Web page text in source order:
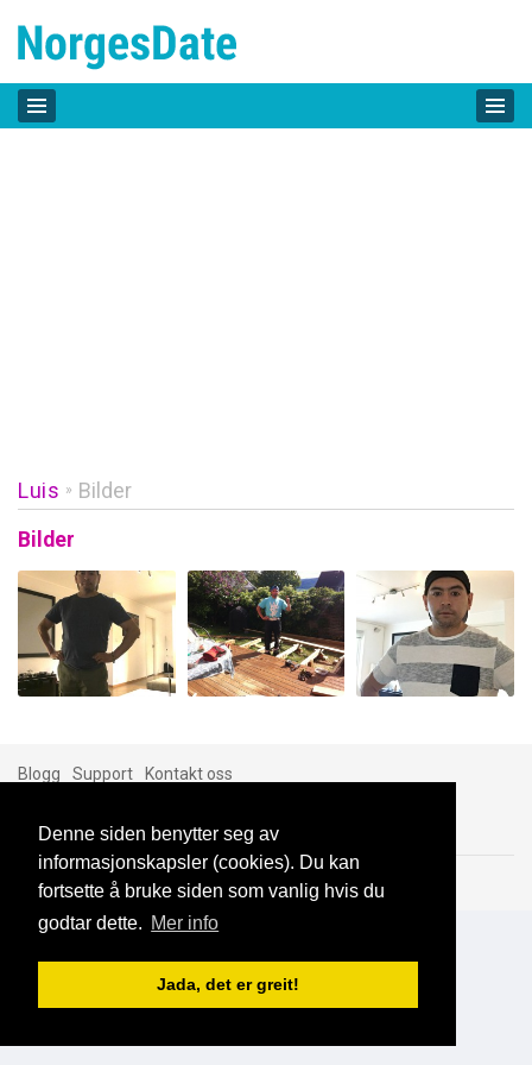
Denne siden benytter seg av
informasjonskapsler (cookies). Du kan
fortsette å bruke siden som vanlig hvis du
godtar dette. Mer info
Jada, det er greit!
Luis » Bilder
Bilder
Blogg Support Kontakt oss
Brukeravtale Personvern © 2023 NorgesDate